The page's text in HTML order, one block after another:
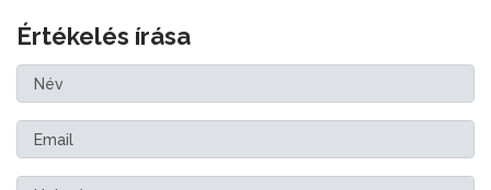
Értékelés írása